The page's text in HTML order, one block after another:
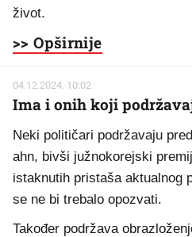
život.
>> Opširnije
04.12.2024. 10:02
Ima i onih koji
Neki političari podržavaju
ahn, bivši južnokorejski
istaknutih pristaša aktualnog
se ne bi trebalo opozvati.
Također podržava